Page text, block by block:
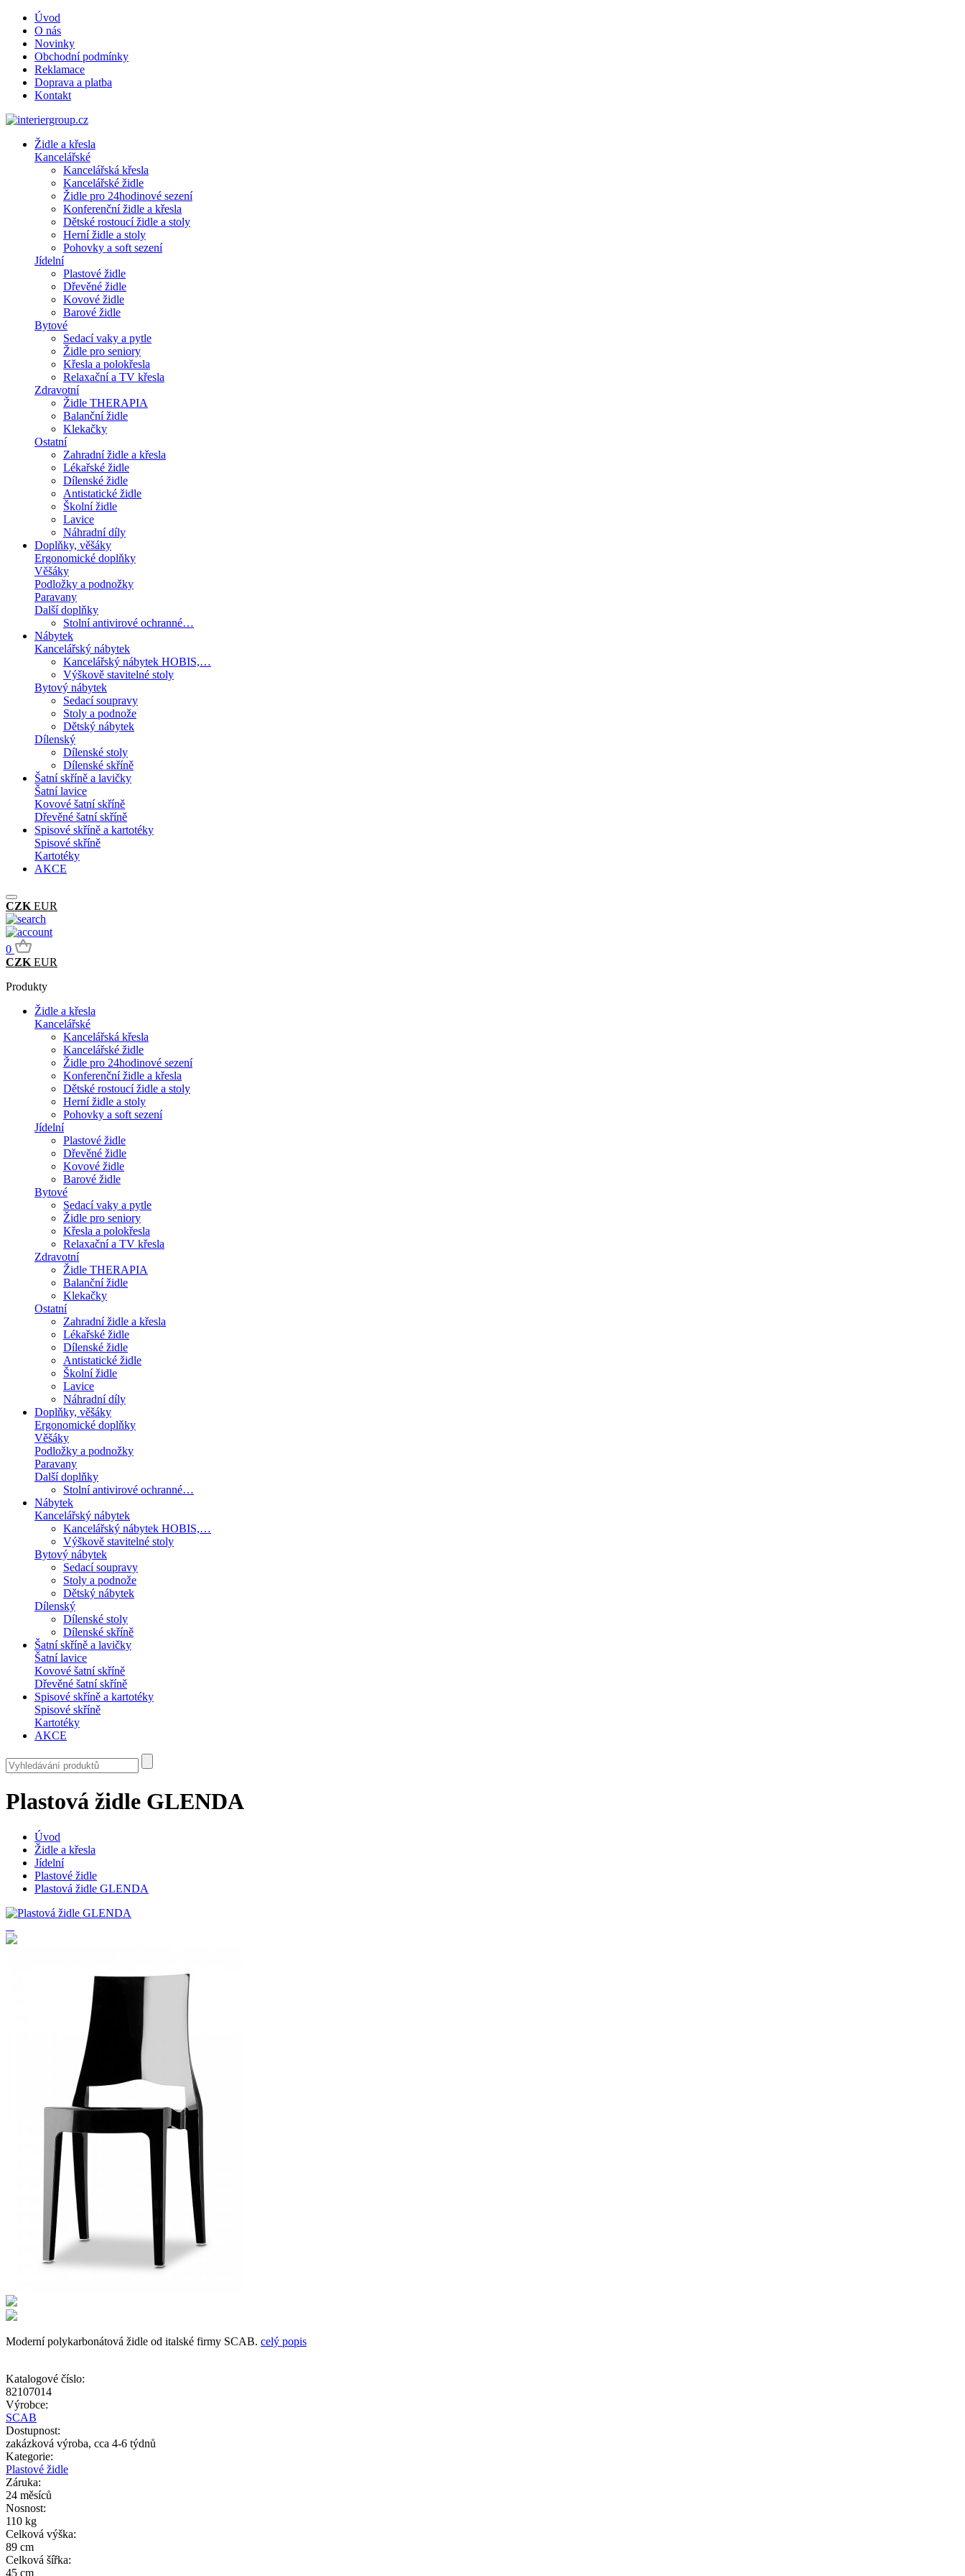
Úvod
O nás
Novinky
Obchodní podmínky
Reklamace
Doprava a platba
Kontakt
Židle a křesla
Kancelářské
Kancelářská křesla
Kancelářské židle
Židle pro 24hodinové sezení
Konferenční židle a křesla
Dětské rostoucí židle a stoly
Herní židle a stoly
Pohovky a soft sezení
Jídelní
Plastové židle
Dřevěné židle
Kovové židle
Barové židle
Bytové
Sedací vaky a pytle
Židle pro seniory
Křesla a polokřesla
Relaxační a TV křesla
Zdravotní
Židle THERAPIA
Balanční židle
Klekačky
Ostatní
Zahradní židle a křesla
Lékařské židle
Dílenské židle
Antistatické židle
Školní židle
Lavice
Náhradní díly
Doplňky, věšáky
Ergonomické doplňky
Věšáky
Podložky a podnožky
Paravany
Další doplňky
Stolní antivirové ochranné…
Nábytek
Kancelářský nábytek
Kancelářský nábytek HOBIS,…
Výškově stavitelné stoly
Bytový nábytek
Sedací soupravy
Stoly a podnože
Dětský nábytek
Dílenský
Dílenské stoly
Dílenské skříně
Šatní skříně a lavičky
Šatní lavice
Kovové šatní skříně
Dřevěné šatní skříně
Spisové skříně a kartotéky
Spisové skříně
Kartotéky
AKCE
CZK EUR
0
CZK EUR
Produkty
Židle a křesla
Kancelářské
Kancelářská křesla
Kancelářské židle
Židle pro 24hodinové sezení
Konferenční židle a křesla
Dětské rostoucí židle a stoly
Herní židle a stoly
Pohovky a soft sezení
Jídelní
Plastové židle
Dřevěné židle
Kovové židle
Barové židle
Bytové
Sedací vaky a pytle
Židle pro seniory
Křesla a polokřesla
Relaxační a TV křesla
Zdravotní
Židle THERAPIA
Balanční židle
Klekačky
Ostatní
Zahradní židle a křesla
Lékařské židle
Dílenské židle
Antistatické židle
Školní židle
Lavice
Náhradní díly
Doplňky, věšáky
Ergonomické doplňky
Věšáky
Podložky a podnožky
Paravany
Další doplňky
Stolní antivirové ochranné…
Nábytek
Kancelářský nábytek
Kancelářský nábytek HOBIS,…
Výškově stavitelné stoly
Bytový nábytek
Sedací soupravy
Stoly a podnože
Dětský nábytek
Dílenský
Dílenské stoly
Dílenské skříně
Šatní skříně a lavičky
Šatní lavice
Kovové šatní skříně
Dřevěné šatní skříně
Spisové skříně a kartotéky
Spisové skříně
Kartotéky
AKCE
Plastová židle GLENDA
Úvod
Židle a křesla
Jídelní
Plastové židle
Plastová židle GLENDA
Moderní polykarbonátová židle od italské firmy SCAB. celý popis
Katalogové číslo:
82107014
Výrobce:
SCAB
Dostupnost:
zakázková výroba, cca 4-6 týdnů
Kategorie:
Plastové židle
Záruka:
24 měsíců
Nosnost:
110 kg
Celková výška:
89 cm
Celková šířka:
45 cm